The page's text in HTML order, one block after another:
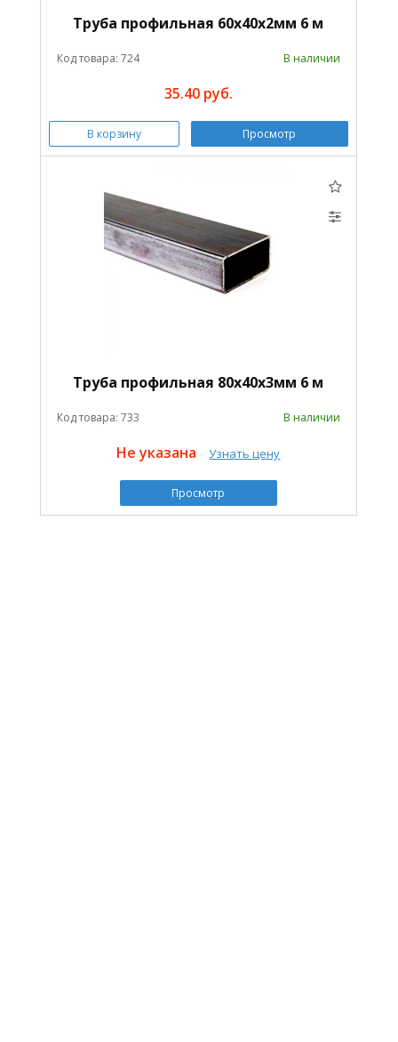
Труба профильная 60х40х2мм 6 м
Код товара: 724 В наличии
35.40 руб.
В корзину Просмотр
Труба профильная 80х40х3мм 6 м
Код товара: 733 В наличии
Не указана Узнать цену
Просмотр